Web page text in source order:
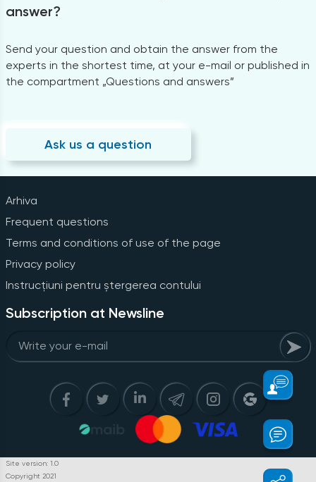
answer?
Send your question and obtain the answer from the
experts in the shortest time, at your e-mail or published in
the compartment „Questions and answers”
Ask us a question
Arhiva
Frequent questions
Terms and conditions of use of the page
Privacy policy
Instrucțiuni pentru ștergerea contului
Subscription at Newsline
Site version: 1.0
Copyright 2021